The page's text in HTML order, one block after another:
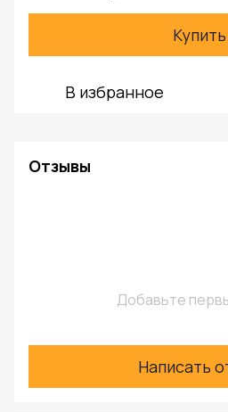
Купить
В избранное
Отзывы
Добавьте
Написать